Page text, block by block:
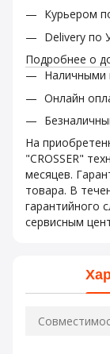
Курьером
Delivery по
Подробнее о
Наличными
Онлайн
На
"CROSSER"
месяцев.
товара. В
гарантийного
сервисным